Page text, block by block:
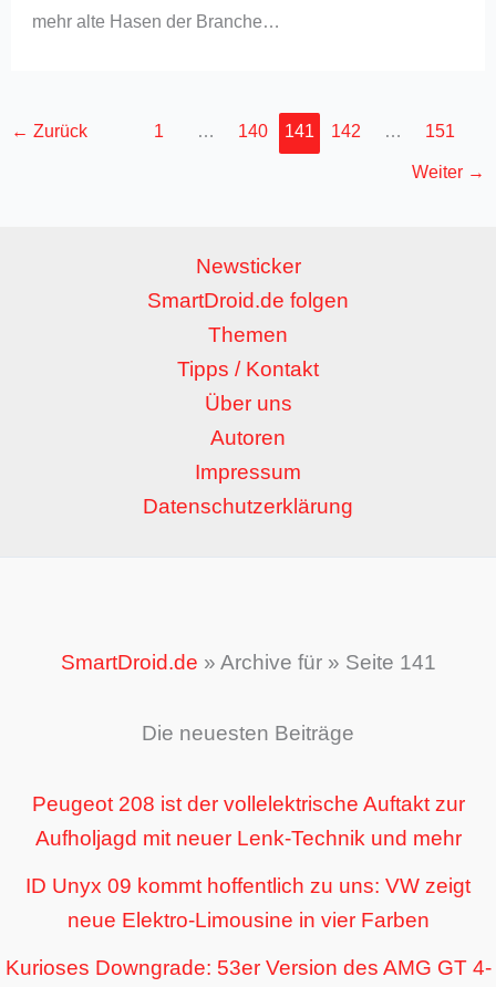
mehr alte Hasen der Branche…
← Zurück 1 … 140 141 142 … 151
Weiter →
Newsticker
SmartDroid.de folgen
Themen
Tipps / Kontakt
Über uns
Autoren
Impressum
Datenschutzerklärung
SmartDroid.de » Archive für» Seite 141
Die neuesten Beiträge
Peugeot 208 ist der vollelektrische Auftakt zur
Aufholjagd mit neuer Lenk-Technik und mehr
ID Unyx 09 kommt hoffentlich zu uns: VW zeigt
neue Elektro-Limousine in vier Farben
Kurioses Downgrade: 53er Version des AMG GT 4-